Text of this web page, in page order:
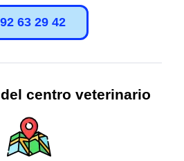
63 29 42
centro veterinario